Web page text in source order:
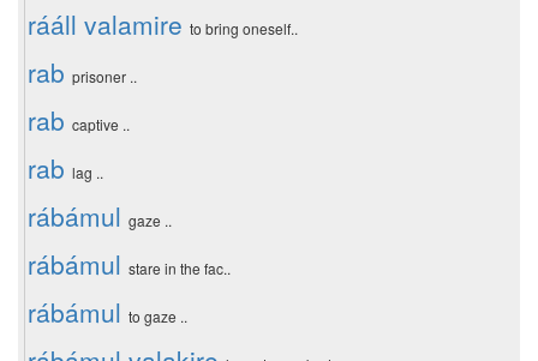
rááll valamire to bring oneself..
rab prisoner ..
rab captive ..
rab lag ..
rábámul gaze ..
rábámul stare in the fac..
rábámul to gaze ..